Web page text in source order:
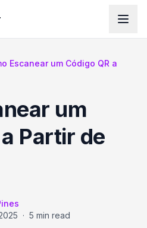
Escanear um Código QR a
um
Partir de
· 5 min read